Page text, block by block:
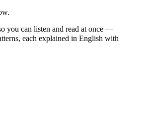
you can listen and read at once —
each explained in English with